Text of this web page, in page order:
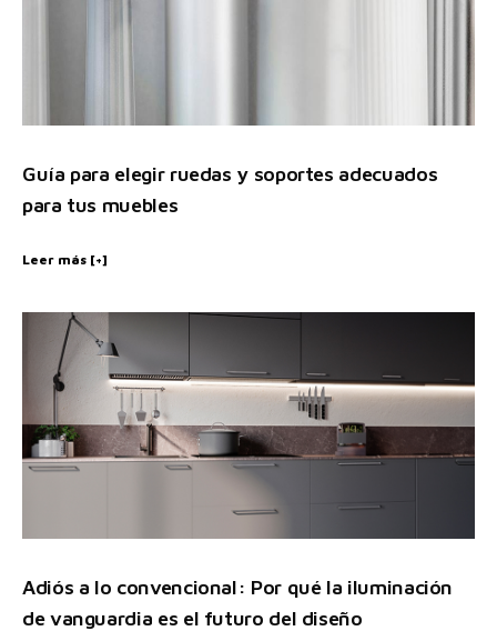
Guía para elegir ruedas y soportes adecuados
para tus muebles
Leer más [+]
Adiós a lo convencional: Por qué la iluminación
de vanguardia es el futuro del diseño